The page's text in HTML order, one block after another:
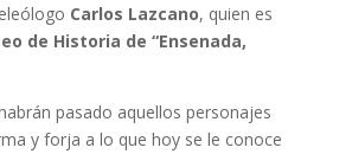
Carlos Lazcano, quien es
de Historia de “Ensenada,
pasado aquellos personajes
y forja a lo que hoy se le conoce